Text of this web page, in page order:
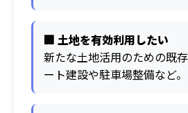
🏢 土地を有効利用したい
新たな土地活用のための既
ート建設や駐車場整備など。